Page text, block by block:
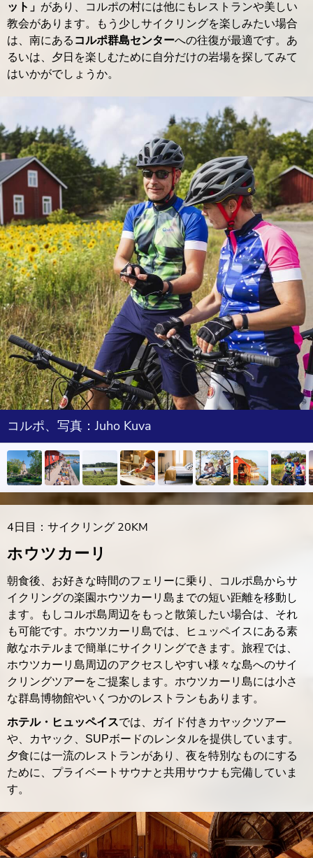
ット」 があり、コルポの村には他にもレストランや美しい
教会があります。もう少しサイクリングを楽しみたい場合
は、南にある コルポ群島センターへの往復が最適です。あ
るいは、夕日を楽しむために自分だけの岩場を探してみて
はいかがでしょうか。
コルポ、写真：Juho Kuva
4日目：サイクリング 20KM
ホウツカーリ
朝食後、お好きな時間のフェリーに乗り、コルポ島からサ
イクリングの楽園ホウツカーリ島までの短い距離を移動し
ます。もしコルポ島周辺をもっと散策したい場合は、それ
も可能です。ホウツカーリ島では、ヒュッペイスにある素
敵なホテルまで簡単にサイクリングできます。旅程では、
ホウツカーリ島周辺のアクセスしやすい様々な島へのサイ
クリングツアーをご提案します。ホウツカーリ島には小さ
な群島博物館やいくつかのレストランもあります。
ホテル・ヒュッペイスでは、ガイド付きカヤックツアー
や、カヤック、SUPボードのレンタルを提供しています。
夕食には一流のレストランがあり、夜を特別なものにする
ために、プライベートサウナと共用サウナも完備していま
す。